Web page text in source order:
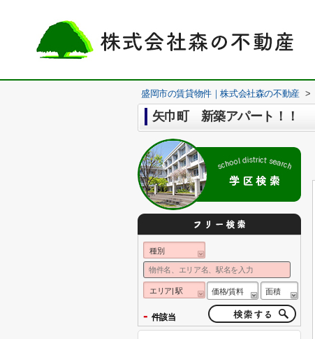
盛岡市の賃貸物件｜株式会社森の不動産 >
矢巾町 新築アパート！！
種別
エリア| 駅 価格/賃料 面積
- 件該当